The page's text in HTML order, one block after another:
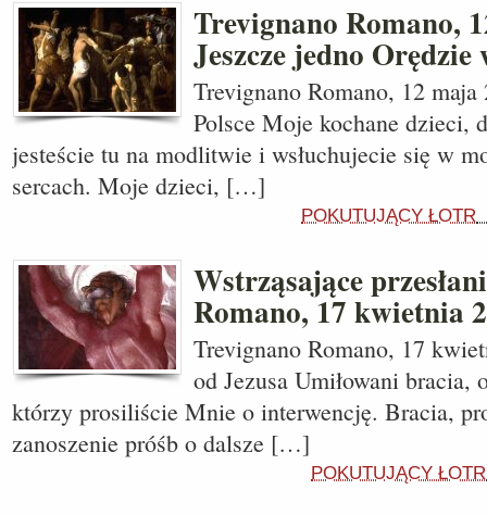
Trevignano Romano,
Jeszcze jedno Orędzie
Trevignano Romano, 12
Polsce Moje kochane dzieci,
jesteście tu na modlitwie i wsłuchujecie się w
sercach. Moje dzieci, […]
POKUTUJĄCY ŁOTR
Wstrząsające
Romano, 17 kwietnia
Trevignano Romano, 17
od Jezusa Umiłowani bracia,
którzy prosiliście Mnie o interwencję. Bracia,
zanoszenie próśb o dalsze […]
POKUTUJĄCY ŁOTR